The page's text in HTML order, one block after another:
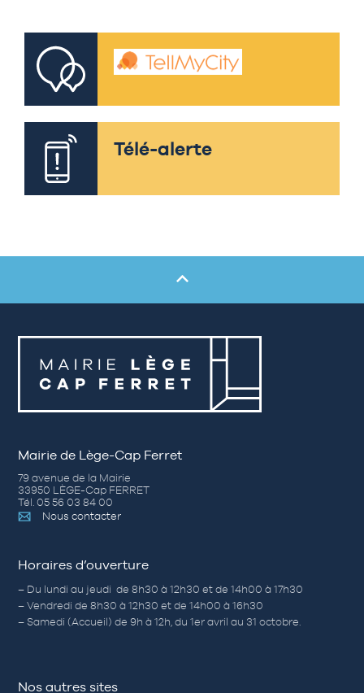
Télé-alerte
Mairie de Lège-Cap Ferret
79 avenue de la Mairie
33950 LÈGE-Cap FERRET
Tél. 05 56 03 84 00
Nous contacter
Horaires d’ouverture
– Du lundi au jeudi de 8h30 à 12h30 et de 14h00 à 17h30
– Vendredi de 8h30 à 12h30 et de 14h00 à 16h30
– Samedi (Accueil) de 9h à 12h, du 1er avril au 31 octobre.
Nos autres sites